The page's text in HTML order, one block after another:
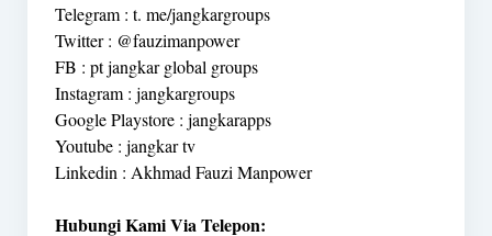
Telegram : t. me/jangkargroups
Twitter : @fauzimanpower
FB : pt jangkar global groups
Instagram : jangkargroups
Google Playstore : jangkarapps
Youtube : jangkar tv
Linkedin : Akhmad Fauzi Manpower
Hubungi Kami Via Telepon: